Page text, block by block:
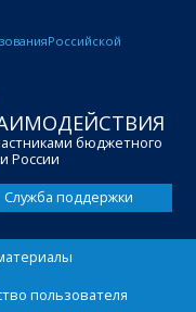
Российской
бюджетного
России
Служба поддержки
пользователя